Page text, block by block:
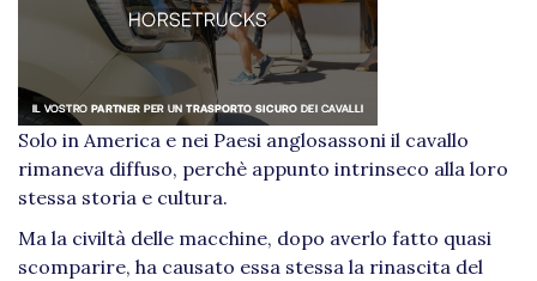
Solo in America e nei Paesi anglosassoni il cavallo
rimaneva diffuso, perchè appunto intrinseco alla loro
stessa storia e cultura.
Ma la civiltà delle macchine, dopo averlo fatto quasi
scomparire, ha causato essa stessa la rinascita del